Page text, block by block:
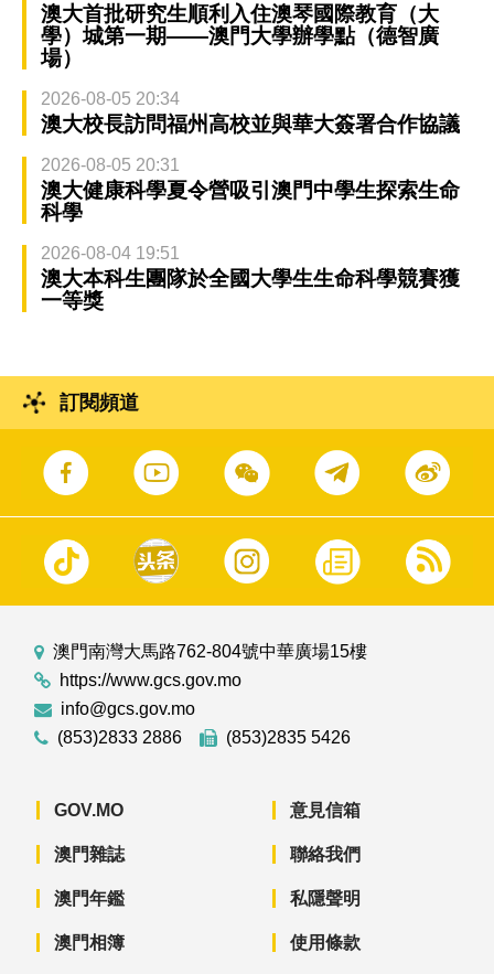
澳大首批研究生順利入住澳琴國際教育（大
學）城第一期——澳門大學辦學點（德智廣
場）
2026-08-05 20:34
澳大校長訪問福州高校並與華大簽署合作協議
2026-08-05 20:31
澳大健康科學夏令營吸引澳門中學生探索生命
科學
2026-08-04 19:51
澳大本科生團隊於全國大學生生命科學競賽獲
一等獎
訂閱頻道
澳門南灣大馬路762-804號中華廣場15樓
https://www.gcs.gov.mo
info@gcs.gov.mo
(853)2833 2886
(853)2835 5426
GOV.MO
澳門雜誌
澳門年鑑
澳門相簿
意見信箱
聯絡我們
私隱聲明
使用條款